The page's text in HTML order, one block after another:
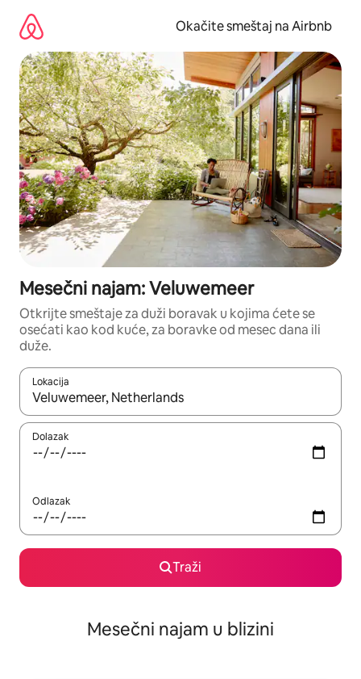
sadržaj
Okačite smeštaj na Airbnb
Mesečni najam: Veluwemeer
Otkrijte smeštaje za duži boravak u kojima ćete se
osećati kao kod kuće, za boravke od mesec dana ili
duže.
Lokacija
Kad su rezultati dostupni, možete da se krećete kroz njih
Dolazak
Odlazak
Traži
Mesečni najam u blizini